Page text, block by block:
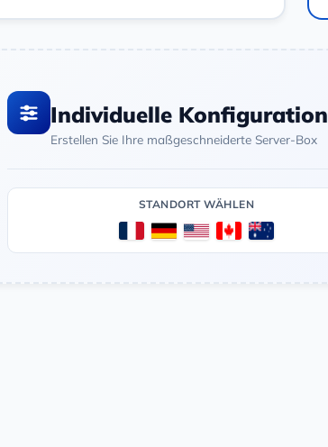
Individuelle Konfiguration
Erstellen Sie Ihre maßgeschneiderte Server-Box
STANDORT WÄHLEN